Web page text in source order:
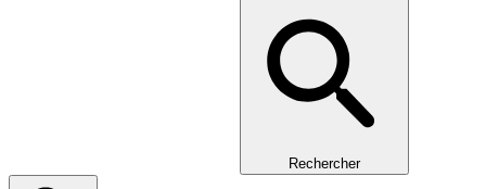
Rechercher